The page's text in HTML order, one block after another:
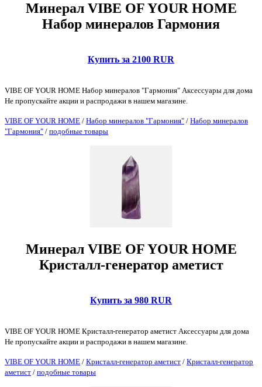
Минерал VIBE OF YOUR HOME
Набор минералов Гармония
Купить за 2100 RUR
VIBE OF YOUR HOME Набор минералов "Гармония" Аксессуары для дома
Не пропускайте акции и распродажи в нашем магазине.
VIBE OF YOUR HOME / Набор минералов "Гармония" / Набор минералов
"Гармония" / подобные товары
Минерал VIBE OF YOUR HOME
Кристалл-генератор аметист
Купить за 980 RUR
VIBE OF YOUR HOME Кристалл-генератор аметист Аксессуары для дома
Не пропускайте акции и распродажи в нашем магазине.
VIBE OF YOUR HOME / Кристалл-генератор аметист / Кристалл-генератор
аметист / подобные товары